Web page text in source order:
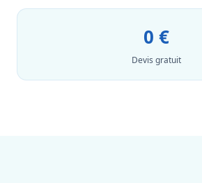
0 €
Devis gratuit